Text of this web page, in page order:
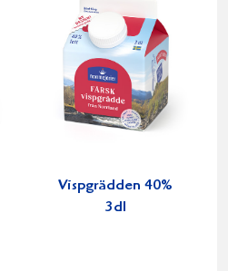
Vispgrädden 40%
3dl